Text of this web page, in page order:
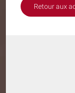
Retour aux